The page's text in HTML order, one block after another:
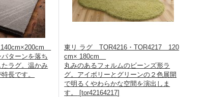
ターンを落ち
ラグ。温かみ
長です。
東リ ラグ TOR4216・TOR4217 120
cm× 180cm
丸みのあるフォルムのビーンズ形ラ
グ。アイボリーとグリーンの２色展開
で明るくやわらかな空間を演出しま
す。
[tor42164217]